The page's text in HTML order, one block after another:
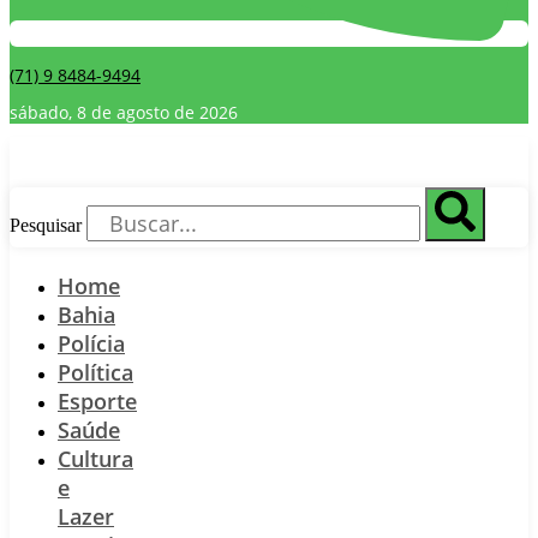
(71) 9 8484-9494
sábado, 8 de agosto de 2026
Pesquisar
Home
Bahia
Polícia
Política
Esporte
Saúde
Cultura
e
Lazer